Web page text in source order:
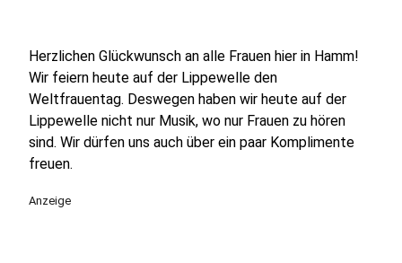
Herzlichen Glückwunsch an alle Frauen hier in Hamm!
Wir feiern heute auf der Lippewelle den
Weltfrauentag. Deswegen haben wir heute auf der
Lippewelle nicht nur Musik, wo nur Frauen zu hören
sind. Wir dürfen uns auch über ein paar Komplimente
freuen.
Anzeige